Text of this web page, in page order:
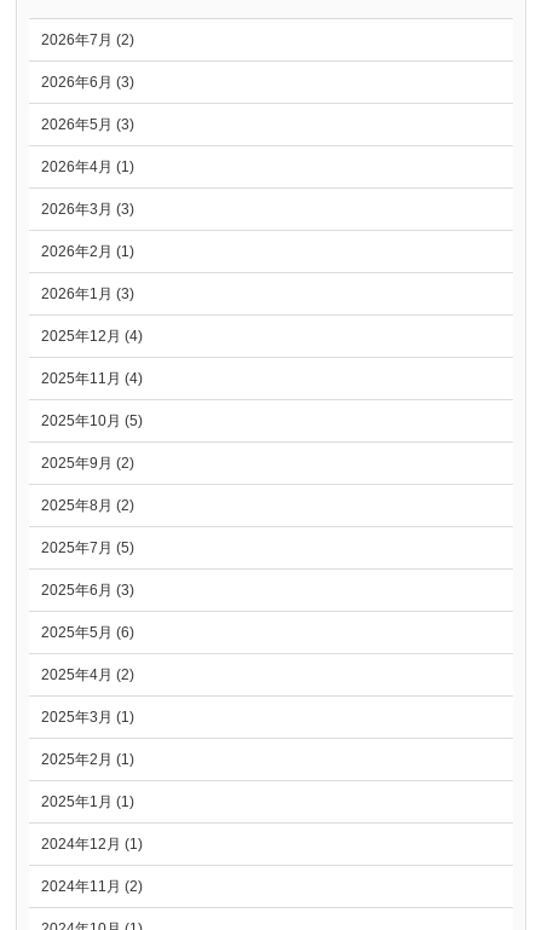
2026年7月 (2)
2026年6月 (3)
2026年5月 (3)
2026年4月 (1)
2026年3月 (3)
2026年2月 (1)
2026年1月 (3)
2025年12月 (4)
2025年11月 (4)
2025年10月 (5)
2025年9月 (2)
2025年8月 (2)
2025年7月 (5)
2025年6月 (3)
2025年5月 (6)
2025年4月 (2)
2025年3月 (1)
2025年2月 (1)
2025年1月 (1)
2024年12月 (1)
2024年11月 (2)